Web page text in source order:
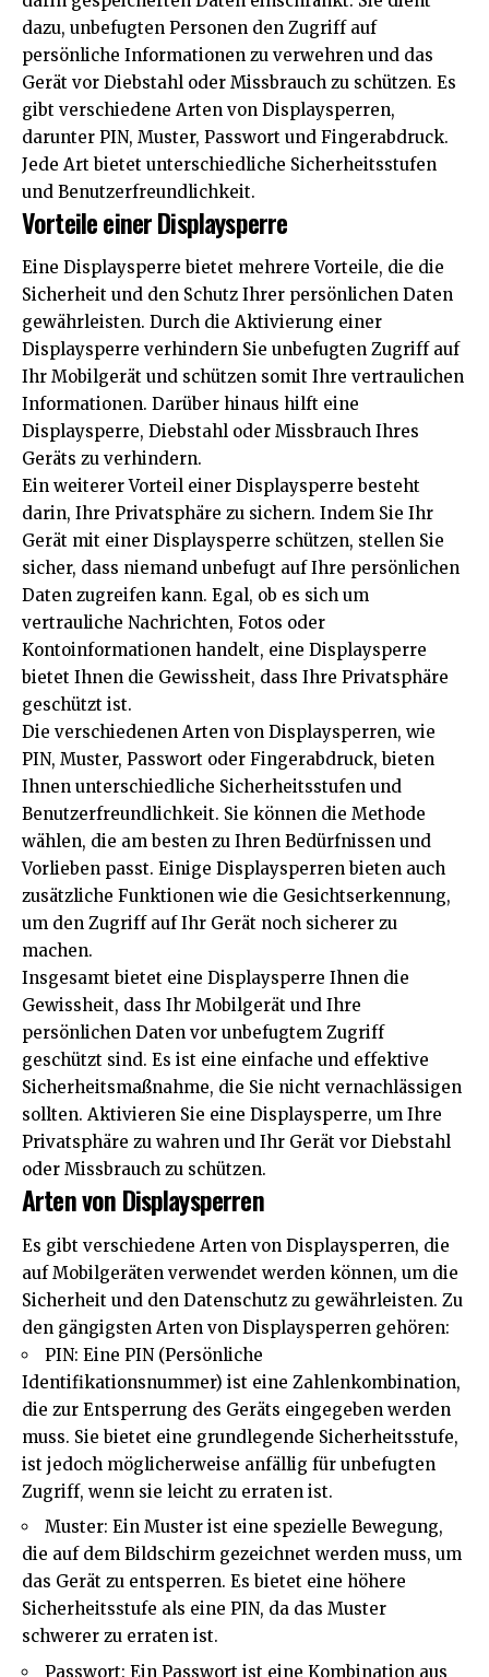
dazu, unbefugten Personen den Zugriff auf
persönliche Informationen zu verwehren und das
Gerät vor Diebstahl oder Missbrauch zu schützen. Es
gibt verschiedene Arten von Displaysperren,
darunter PIN, Muster, Passwort und Fingerabdruck.
Jede Art bietet unterschiedliche Sicherheitsstufen
und Benutzerfreundlichkeit.
Vorteile einer Displaysperre
Eine Displaysperre bietet mehrere Vorteile, die die
Sicherheit und den Schutz Ihrer persönlichen Daten
gewährleisten. Durch die Aktivierung einer
Displaysperre verhindern Sie unbefugten Zugriff auf
Ihr Mobilgerät und schützen somit Ihre vertraulichen
Informationen. Darüber hinaus hilft eine
Displaysperre, Diebstahl oder Missbrauch Ihres
Geräts zu verhindern.
Ein weiterer Vorteil einer Displaysperre besteht
darin, Ihre Privatsphäre zu sichern. Indem Sie Ihr
Gerät mit einer Displaysperre schützen, stellen Sie
sicher, dass niemand unbefugt auf Ihre persönlichen
Daten zugreifen kann. Egal, ob es sich um
vertrauliche Nachrichten, Fotos oder
Kontoinformationen handelt, eine Displaysperre
bietet Ihnen die Gewissheit, dass Ihre Privatsphäre
geschützt ist.
Die verschiedenen Arten von Displaysperren, wie
PIN, Muster, Passwort oder Fingerabdruck, bieten
Ihnen unterschiedliche Sicherheitsstufen und
Benutzerfreundlichkeit. Sie können die Methode
wählen, die am besten zu Ihren Bedürfnissen und
Vorlieben passt. Einige Displaysperren bieten auch
zusätzliche Funktionen wie die Gesichtserkennung,
um den Zugriff auf Ihr Gerät noch sicherer zu
machen.
Insgesamt bietet eine Displaysperre Ihnen die
Gewissheit, dass Ihr Mobilgerät und Ihre
persönlichen Daten vor unbefugtem Zugriff
geschützt sind. Es ist eine einfache und effektive
Sicherheitsmaßnahme, die Sie nicht vernachlässigen
sollten. Aktivieren Sie eine Displaysperre, um Ihre
Privatsphäre zu wahren und Ihr Gerät vor Diebstahl
oder Missbrauch zu schützen.
Arten von Displaysperren
Es gibt verschiedene Arten von Displaysperren, die
auf Mobilgeräten verwendet werden können, um die
Sicherheit und den Datenschutz zu gewährleisten. Zu
den gängigsten Arten von Displaysperren gehören:
PIN: Eine PIN (Persönliche
Identifikationsnummer) ist eine Zahlenkombination,
die zur Entsperrung des Geräts eingegeben werden
muss. Sie bietet eine grundlegende Sicherheitsstufe,
ist jedoch möglicherweise anfällig für unbefugten
Zugriff, wenn sie leicht zu erraten ist.
Muster: Ein Muster ist eine spezielle Bewegung,
die auf dem Bildschirm gezeichnet werden muss, um
das Gerät zu entsperren. Es bietet eine höhere
Sicherheitsstufe als eine PIN, da das Muster
schwerer zu erraten ist.
Passwort: Ein Passwort ist eine Kombination aus